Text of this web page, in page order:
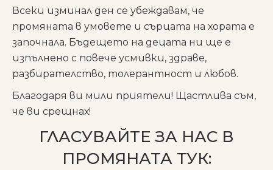
Всеки изминал ден се убеждавам, че
промяната в умовете и сърцата на хората е
започнала. Бъдещето на децата ни ще е
изпълнено с повече усмивки, здраве,
разбирателство, толерантност и любов.
Благодаря ви мили приятели! Щастлива съм,
че ви срещнах!
ГЛАСУВАЙТЕ ЗА НАС В
ПРОМЯНАТА ТУК: